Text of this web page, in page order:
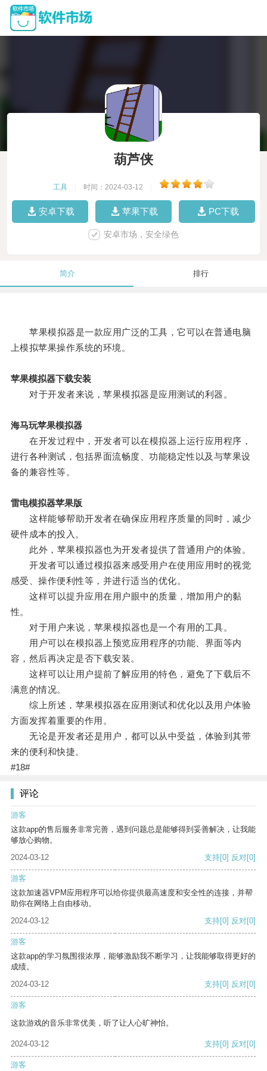
葫芦侠
工具 时间：2024-03-12
安卓下载 苹果下载 PC下载
安卓市场，安全绿色
简介 排行
苹果模拟器是一款应用广泛的工具，它可以在普通电脑
上模拟苹果操作系统的环境。
苹果模拟器下载安装
对于开发者来说，苹果模拟器是应用测试的利器。
海马玩苹果模拟器
在开发过程中，开发者可以在模拟器上运行应用程序，
进行各种测试，包括界面流畅度、功能稳定性以及与苹果设
备的兼容性等。
雷电模拟器苹果版
这样能够帮助开发者在确保应用程序质量的同时，减少
硬件成本的投入。
此外，苹果模拟器也为开发者提供了普通用户的体验。
开发者可以通过模拟器来感受用户在使用应用时的视觉
感受、操作便利性等，并进行适当的优化。
这样可以提升应用在用户眼中的质量，增加用户的黏
性。
对于用户来说，苹果模拟器也是一个有用的工具。
用户可以在模拟器上预览应用程序的功能、界面等内
容，然后再决定是否下载安装。
这样可以让用户提前了解应用的特色，避免了下载后不
满意的情况。
综上所述，苹果模拟器在应用测试和优化以及用户体验
方面发挥着重要的作用。
无论是开发者还是用户，都可以从中受益，体验到其带
来的便利和快捷。
#18#
评论
游客
这款app的售后服务非常完善，遇到问题总是能够得到妥善解决，让我能
够放心购物。
2024-03-12
支持[0] 反对[0]
游客
这款加速器VPM应用程序可以给你提供最高速度和安全性的连接，并帮
助你在网络上自由移动。
2024-03-12
支持[0] 反对[0]
游客
这款app的学习氛围很浓厚，能够激励我不断学习，让我能够取得更好的
成绩。
2024-03-12
支持[0] 反对[0]
游客
这款游戏的音乐非常优美，听了让人心旷神怡。
2024-03-12 支持[0] 反对[0]
游客